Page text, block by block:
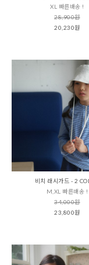
XL 빠른배송 !
28,900원
20,230원
비치 래시가드 - 2
M,XL 빠른배송 !
34,000원
23,800원